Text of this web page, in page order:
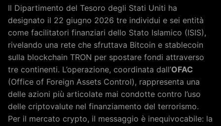
Il Dipartimento del Tesoro degli Stati Uniti ha
designato il 22 giugno 2026 tre individui e sei entità
come facilitatori finanziari dello Stato Islamico (ISIS),
rivelando una rete che sfruttava Bitcoin e stablecoin
sulla blockchain TRON per spostare fondi attraverso
tre continenti. L’operazione, coordinata dall’OFAC
(Office of Foreign Assets Control), rappresenta una
delle azioni più articolate mai condotte contro l’uso
delle criptovalute nel finanziamento del terrorismo.
Per il mercato crypto, il messaggio è inequivocabile: la